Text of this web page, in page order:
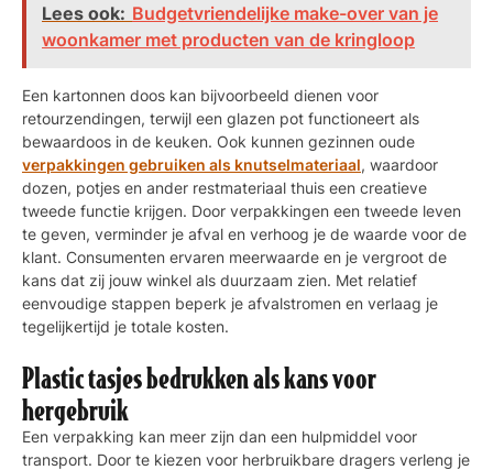
Lees ook: Budgetvriendelijke make-over van je
woonkamer met producten van de kringloop
Een kartonnen doos kan bijvoorbeeld dienen voor
retourzendingen, terwijl een glazen pot functioneert als
bewaardoos in de keuken. Ook kunnen gezinnen oude
verpakkingen gebruiken als knutselmateriaal, waardoor
dozen, potjes en ander restmateriaal thuis een creatieve
tweede functie krijgen. Door verpakkingen een tweede leven
te geven, verminder je afval en verhoog je de waarde voor de
klant. Consumenten ervaren meerwaarde en je vergroot de
kans dat zij jouw winkel als duurzaam zien. Met relatief
eenvoudige stappen beperk je afvalstromen en verlaag je
tegelijkertijd je totale kosten.
Plastic tasjes bedrukken als kans voor
hergebruik
Een verpakking kan meer zijn dan een hulpmiddel voor
transport. Door te kiezen voor herbruikbare dragers verleng je